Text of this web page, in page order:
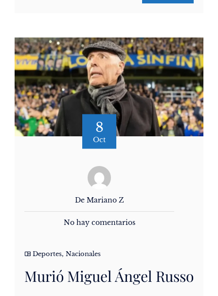
8
Oct
De Mariano Z
No hay comentarios
Deportes, Nacionales
Murió Miguel Ángel Russo